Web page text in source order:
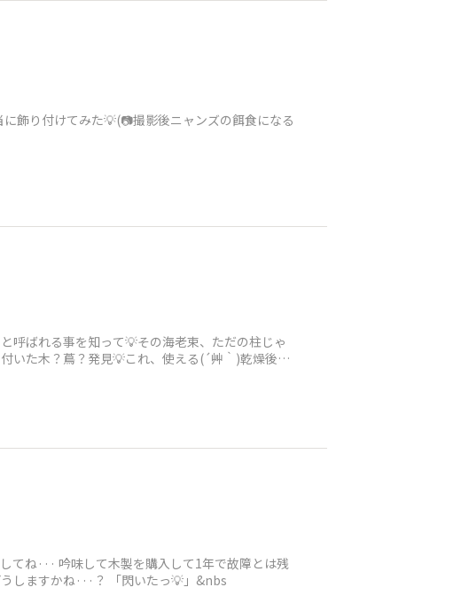
飾り付けてみた💡(📷️撮影後ニャンズの餌食になる
呼ばれる事を知って💡その海老束、ただの柱じゃ
いた木？蔦？発見💡これ、使える(´艸｀)乾燥後樹
てね··· 吟味して木製を購入して1年で故障とは残
しますかね···？ 「閃いたっ💡」&nbs